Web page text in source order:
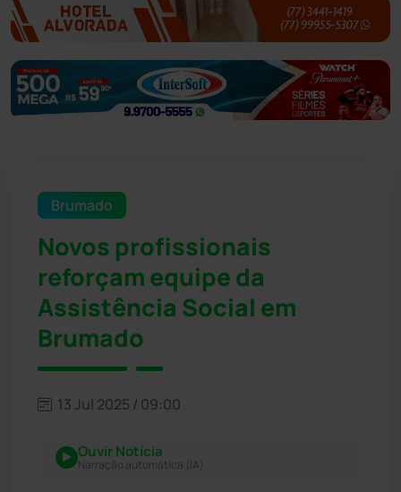
Brumado
Novos profissionais
reforçam equipe da
Assistência Social em
Brumado
13 Jul 2025 / 09:00
Ouvir Notícia
Narração automática (IA)